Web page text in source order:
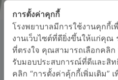
รศ. นพ. กำธ
สมิติเวช
การตั้งค่าคุกกี้
โรงพยาบาลมีการใช้งานคุกกี้
งานเว็บไซต์ที่ดียิ่งขึ้นให้แก่คุณ
ที่ตรงใจ คุณสามารถเลือกคลิก
รับมอบประสบการณ์ที่ดีและสิท
คลิก “การตั้งค่าคุ้กกี้เพิ่มเติม”